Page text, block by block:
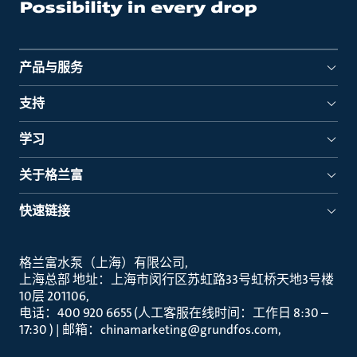
产品与服务
支持
学习
关于格兰富
快速链接
格兰富水泵（上海）有限公司
上海总部 地址：上海市闵行区苏虹路33号虹桥天地3号楼
10层 201106
电话：400 920 6655 (人工客服在线时间：工作日 8:30 –
17:30 ) | 邮箱：chinamarketing@grundfos.com